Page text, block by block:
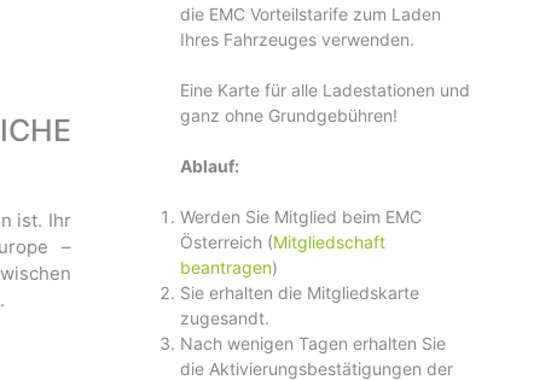
ist. Ihr
–
die EMC Vorteilstarife zum Laden
Ihres Fahrzeuges verwenden.
Eine Karte für alle Ladestationen und
ganz ohne Grundgebühren!
Ablauf:
Werden Sie Mitglied beim EMC
Österreich (Mitgliedschaft
beantragen)
Sie erhalten die Mitgliedskarte
zugesandt.
Nach wenigen Tagen erhalten Sie
die Aktivierungsbestätigungen der